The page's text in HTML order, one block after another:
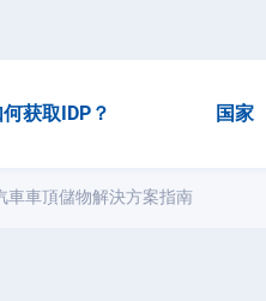
获取IDP？ 国家
車車頂儲物解決方案指南